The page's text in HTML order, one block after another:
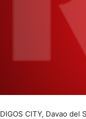
DIGOS CITY, Davao